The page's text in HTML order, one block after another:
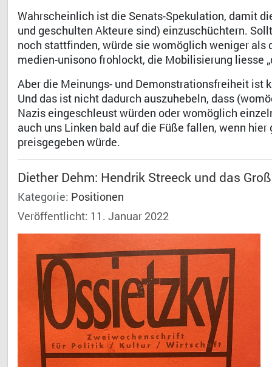
Wahrscheinlich ist die Senats-Spekulation, damit
und geschulten Akteure sind) einzuschüchtern.
noch stattfinden, würde sie womöglich weniger als
medien-unisono frohlockt, die Mobilisierung liesse
Aber die Meinungs- und Demonstrationsfreiheit ist
Und das ist nicht dadurch auszuhebeln, dass
Nazis eingeschleust würden oder womöglich
auch uns Linken bald auf die Füße fallen, wenn
preisgegeben würde.
Diether Dehm: Hendrik Streeck und das
Kategorie: Positionen
Veröffentlicht: 11. Januar 2022